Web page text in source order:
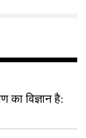
का विज्ञान है: